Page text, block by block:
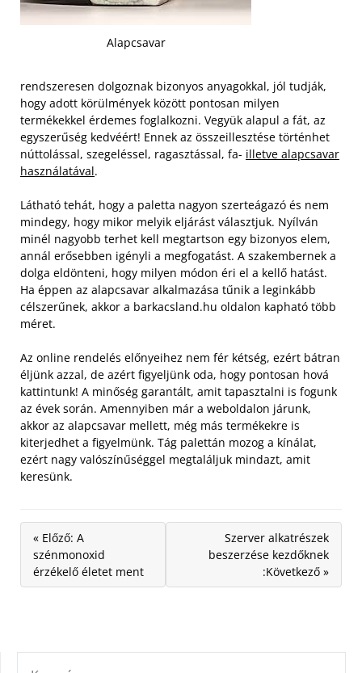
Alapcsavar
rendszeresen dolgoznak bizonyos anyagokkal, jól tudják,
hogy adott körülmények között pontosan milyen
termékekkel érdemes foglalkozni. Vegyük alapul a fát, az
egyszerűség kedvéért! Ennek az összeillesztése történhet
núttolással, szegeléssel, ragasztással, fa- illetve alapcsavar
használatával.
Látható tehát, hogy a paletta nagyon szerteágazó és nem
mindegy, hogy mikor melyik eljárást választjuk. Nyílván
minél nagyobb terhet kell megtartson egy bizonyos elem,
annál erősebben igényli a megfogatást. A szakembernek a
dolga eldönteni, hogy milyen módon éri el a kellő hatást.
Ha éppen az alapcsavar alkalmazása tűnik a leginkább
célszerűnek, akkor a barkacsland.hu oldalon kapható több
méret.
Az online rendelés előnyeihez nem fér kétség, ezért bátran
éljünk azzal, de azért figyeljünk oda, hogy pontosan hová
kattintunk! A minőség garantált, amit tapasztalni is fogunk
az évek során. Amennyiben már a weboldalon járunk,
akkor az alapcsavar mellett, még más termékekre is
kiterjedhet a figyelmünk. Tág palettán mozog a kínálat,
ezért nagy valószínűséggel megtaláljuk mindazt, amit
keresünk.
« Előző: A
szénmonoxid
érzékelő életet ment
Szerver alkatrészek
beszerzése kezdőknek
:Következő »